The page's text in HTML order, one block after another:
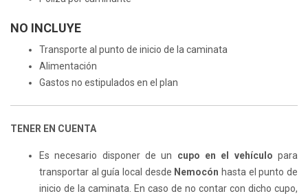
NO INCLUYE
Transporte al punto de inicio de la caminata
Alimentación
Gastos no estipulados en el plan
TENER EN CUENTA
Es necesario disponer de un cupo en el vehículo para
transportar al guía local desde Nemocón hasta el punto de
inicio de la caminata. En caso de no contar con dicho cupo,